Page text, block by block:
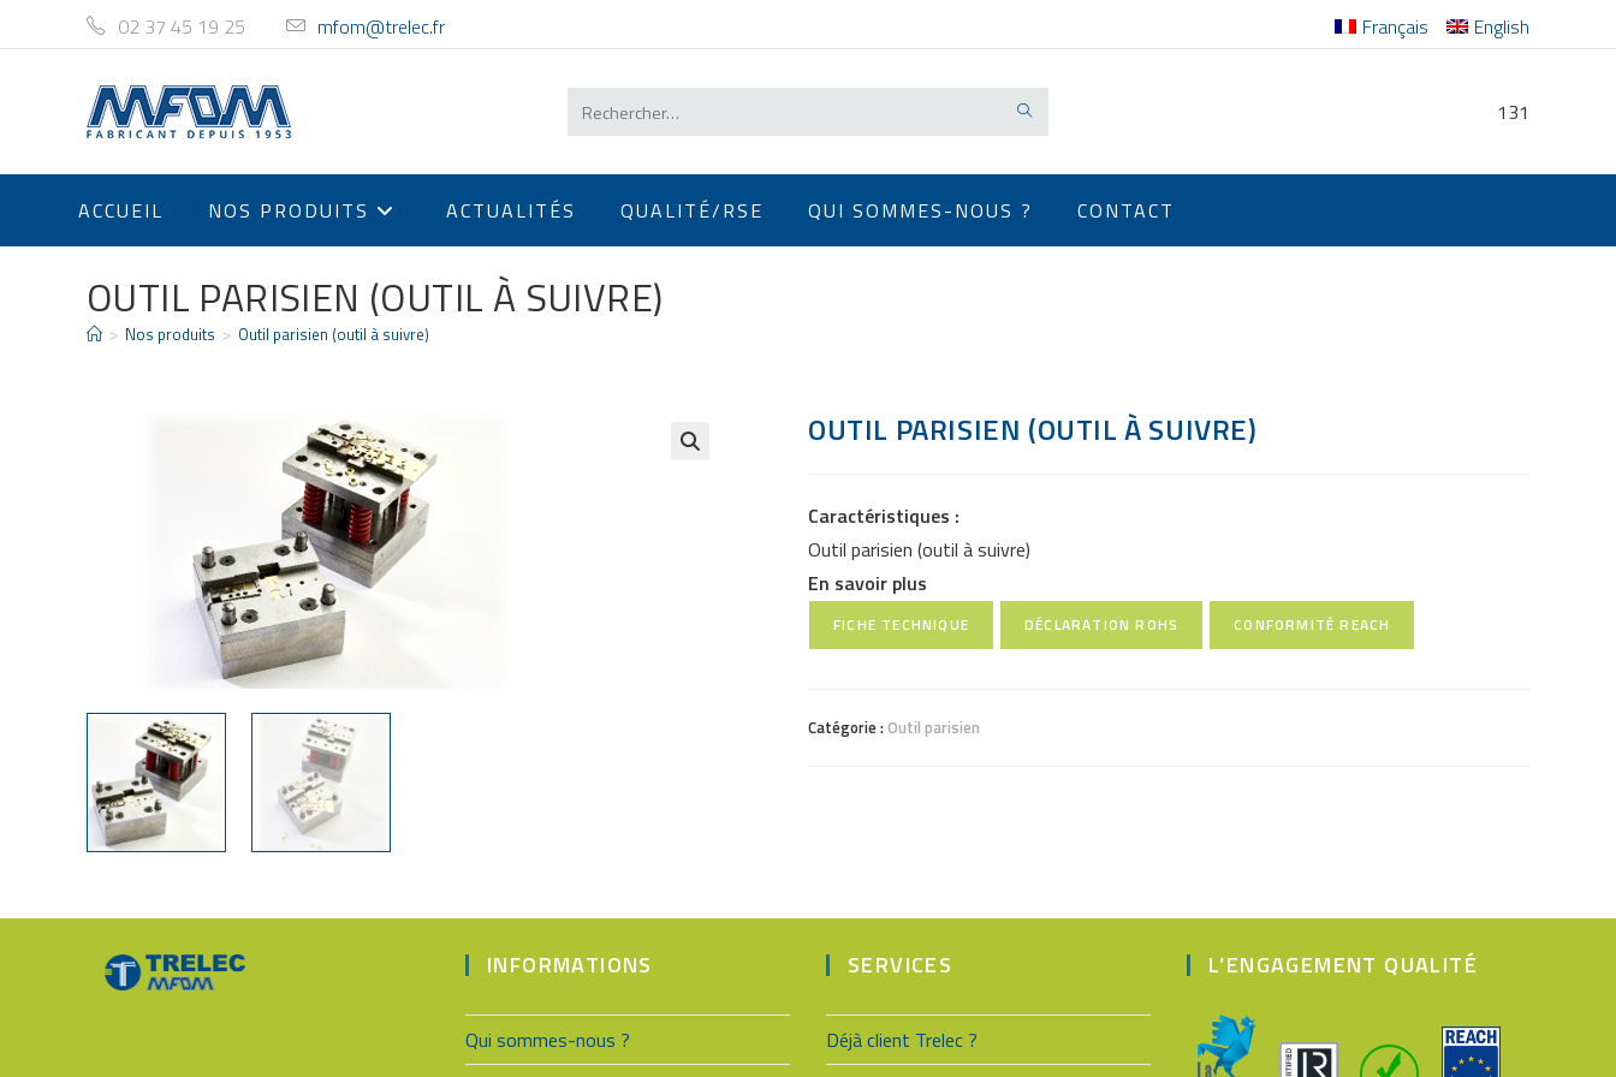
Français English
02 37 45 19 25 mfom@trelec.fr
Rechercher
131
ACCUEIL NOS PRODUITS ACTUALITÉS QUALITÉ/RSE QUI SOMMES-NOUS ? CONTACT
OUTIL PARISIEN (OUTIL À SUIVRE)
> Nos produits > Outil parisien (outil à suivre)
OUTIL PARISIEN (OUTIL À SUIVRE)
Caractéristiques :
Outil parisien (outil à suivre)
En savoir plus
FICHE TECHNIQUE DÉCLARATION ROHS CONFORMITÉ REACH
Catégorie :Outil parisien
INFORMATIONS
Qui sommes-nous ?
SERVICES
Déjà client Trelec ?
L’ENGAGEMENT QUALITÉ